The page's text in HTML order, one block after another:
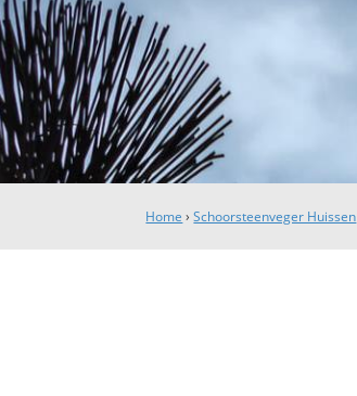
Home ›Schoorsteenveger Huissen